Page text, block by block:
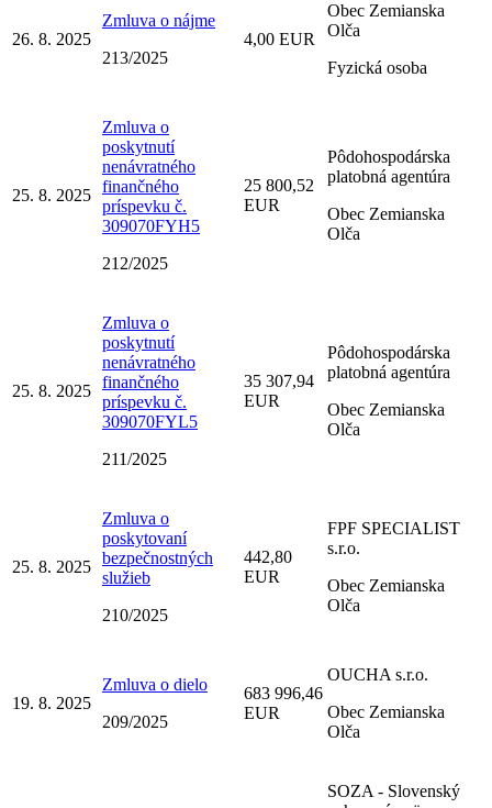
26. 8. 2025
Zmluva o nájme
213/2025
4,00 EUR
Obec Zemianska
Olča
Fyzická osoba
25. 8. 2025
Zmluva o
poskytnutí
nenávratného
finančného
príspevku č.
309070FYH5
212/2025
25 800,52
EUR
Pôdohospodárska
platobná agentúra
Obec Zemianska
Olča
25. 8. 2025
Zmluva o
poskytnutí
nenávratného
finančného
príspevku č.
309070FYL5
211/2025
35 307,94
EUR
Pôdohospodárska
platobná agentúra
Obec Zemianska
Olča
25. 8. 2025
Zmluva o
poskytovaní
bezpečnostných
služieb
210/2025
442,80
EUR
FPF SPECIALIST
s.r.o.
Obec Zemianska
Olča
19. 8. 2025
Zmluva o dielo
209/2025
683 996,46
EUR
OUCHA s.r.o.
Obec Zemianska
Olča
SOZA - Slovenský